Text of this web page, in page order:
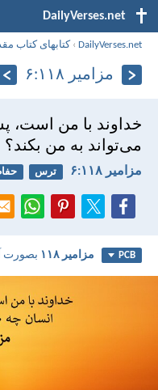
DailyVerses.net
DailyVerses.net
›کتابهای کتاب
مزامير ۱۱۸:‏۶
خداوند با من است،
می‌تواند به من بكند؟
مزامير ۱۱۸:‏۶ ترس
PCB مزامير ۱۱۸ بصورت